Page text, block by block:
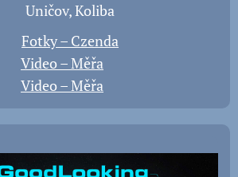
📍 Uničov, Koliba
Fotky – Czenda
Video – Měřa
Video – Měřa